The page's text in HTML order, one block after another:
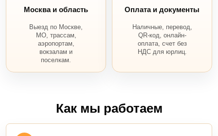
Москва и область
Выезд по Москве,
МО, трассам,
аэропортам,
вокзалам и
поселкам.
Оплата и документы
Наличные, перевод,
QR-код, онлайн-
оплата, счет без
НДС для юрлиц.
Как мы работаем